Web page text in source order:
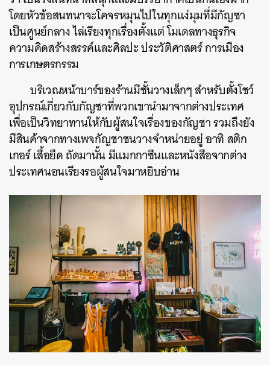
โดยหัวข้อสนทนาจะโคจรหมุนไปในทุกแง่มุมที่มีกัญชา
เป็นศูนย์กลาง ไล่เรียงทุกเรื่องตั้งแต่ โมเดลทางธุรกิจ
ความคิดสร้างสรรค์และศิลปะ ประวัติศาสตร์ การเมือง
การเกษตรกรรม
บริเวณหน้าบาร์ของร้านมีชั้นวางเล็กๆ สำหรับตั้งโชว์
อุปกรณ์เกี่ยวกับกัญชาที่พวกเขานำมาจากต่างประเทศ
เพื่อเป็นวิทยาทานให้กับผู้สนใจเรื่องของกัญชา รวมถึงยัง
มีสินค้าจากทางเพจกัญชาชนวางจำหน่ายอยู่ อาทิ สติก
เกอร์ เสื้อยืด ถัดมานั้น มีแมกกาซีนและหนังสือจากต่าง
ประเทศนอนเรียงรอผู้สนใจมาหยิบอ่าน